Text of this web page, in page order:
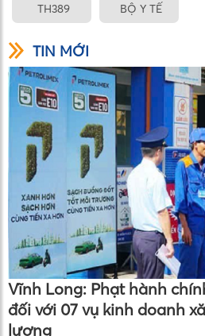
TH389 BỘ Y TẾ
TIN MỚI
Vĩnh Long: Phạt hành
đối với 07 vụ kinh doanh
lượng